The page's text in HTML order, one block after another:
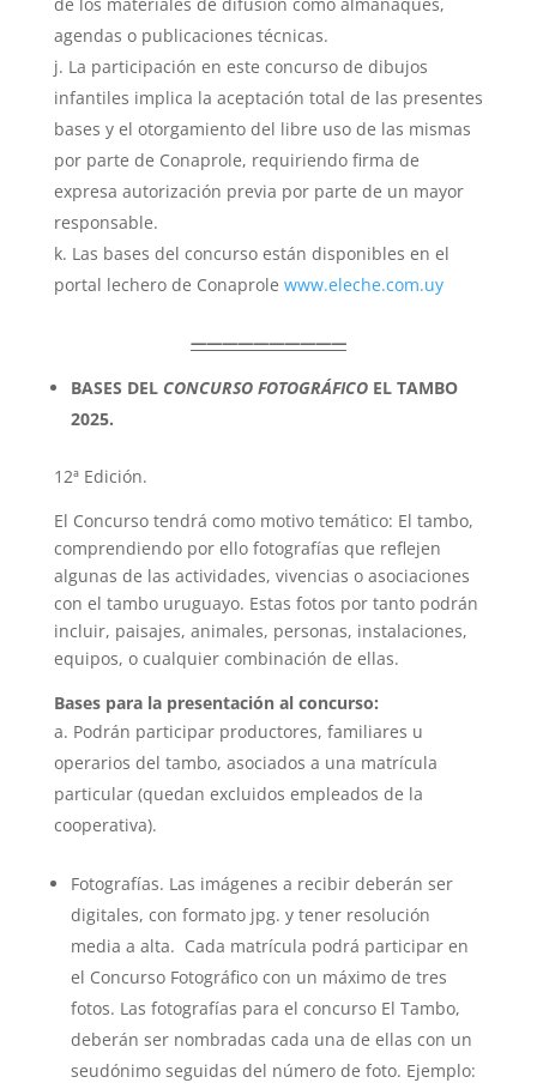
agendas o publicaciones técnicas.
La participación en este concurso de dibujos
infantiles implica la aceptación total de las presentes
bases y el otorgamiento del libre uso de las mismas
por parte de Conaprole, requiriendo firma de
expresa autorización previa por parte de un mayor
responsable.
Las bases del concurso están disponibles en el
portal lechero de Conaprole www.eleche.com.uy
——————————
BASES DEL CONCURSO FOTOGRÁFICOEL TAMBO
2025.
12ª Edición.
El Concurso tendrá como motivo temático: El tambo,
comprendiendo por ello fotografías que reflejen
algunas de las actividades, vivencias o asociaciones
con el tambo uruguayo. Estas fotos por tanto podrán
incluir, paisajes, animales, personas, instalaciones,
equipos, o cualquier combinación de ellas.
Bases para la presentación al concurso:
Podrán participar productores, familiares u
operarios del tambo, asociados a una matrícula
particular (quedan excluidos empleados de la
cooperativa).
Fotografías. Las imágenes a recibir deberán ser
digitales, con formato jpg. y tener resolución
media a alta. Cada matrícula podrá participar en
el Concurso Fotográfico con un máximo de tres
fotos. Las fotografías para el concurso El Tambo,
deberán ser nombradas cada una de ellas con un
seudónimo seguidas del número de foto. Ejemplo: